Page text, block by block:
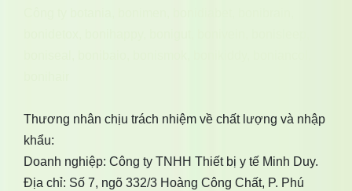
Thương nhân chịu trách nhiệm về chất lượng và nhập
khẩu:
Doanh nghiệp: Công ty TNHH Thiết bị y tế Minh Duy.
Địa chỉ: Số 7, ngõ 332/3 Hoàng Công Chất, P. Phú